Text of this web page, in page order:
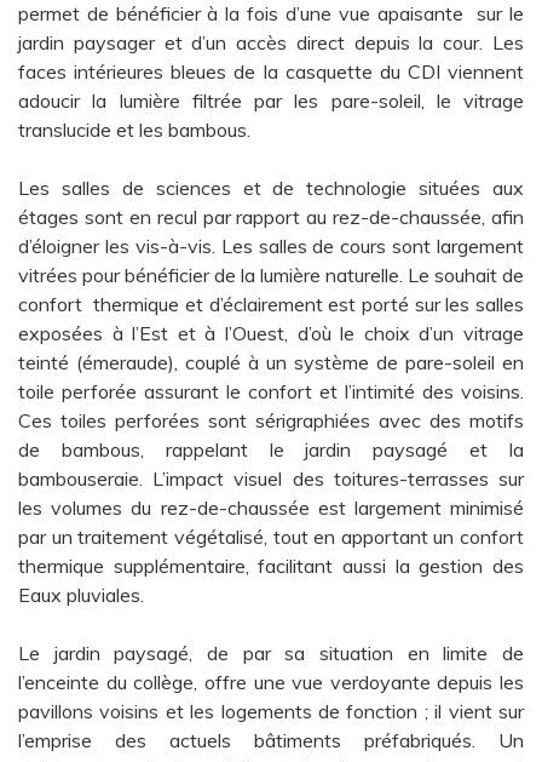
permet de bénéficier à la fois d’une vue apaisante sur le
jardin paysager et d’un accès direct depuis la cour. Les
faces intérieures bleues de la casquette du CDI viennent
adoucir la lumière filtrée par les pare-soleil, le vitrage
translucide et les bambous.
Les salles de sciences et de technologie situées aux
étages sont en recul par rapport au rez-de-chaussée, afin
d’éloigner les vis-à-vis. Les salles de cours sont largement
vitrées pour bénéficier de la lumière naturelle. Le souhait de
confort thermique et d’éclairement est porté sur les salles
exposées à l’Est et à l’Ouest, d’où le choix d’un vitrage
teinté (émeraude), couplé à un système de pare-soleil en
toile perforée assurant le confort et l’intimité des voisins.
Ces toiles perforées sont sérigraphiées avec des motifs
de bambous, rappelant le jardin paysagé et la
bambouseraie. L’impact visuel des toitures-terrasses sur
les volumes du rez-de-chaussée est largement minimisé
par un traitement végétalisé, tout en apportant un confort
thermique supplémentaire, facilitant aussi la gestion des
Eaux pluviales.
Le jardin paysagé, de par sa situation en limite de
l’enceinte du collège, offre une vue verdoyante depuis les
pavillons voisins et les logements de fonction ; il vient sur
l’emprise des actuels bâtiments préfabriqués. Un